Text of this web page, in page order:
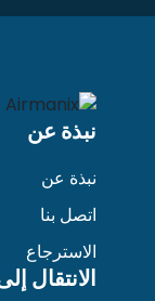
نبذة عن
نبذة عن
اتصل بنا
الاسترجاع
الانتقال